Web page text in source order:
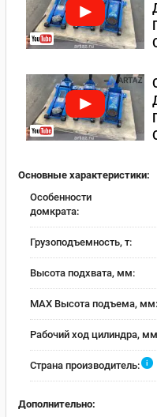
Основные характеристики:
Особенности
домкрата:
Грузоподъемность, т:
Высота подхвата, мм:
MAX Высота подъема, мм:
Рабочий ход цилиндра,
Страна производитель: i
Дополнительно: